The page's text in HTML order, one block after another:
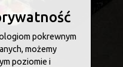
pokrewnym
możemy
poziomie i